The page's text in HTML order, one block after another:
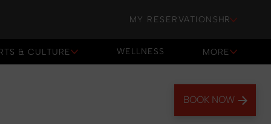
MY RESERVATIONSHR
& CULTURE
WELLNESS
WELLNESS
MORE
BOOK NOW